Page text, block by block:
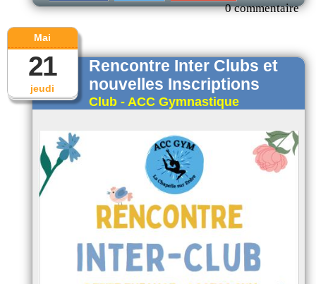
0 commentaire
jeudi
Mai
21
Rencontre Inter Clubs et
nouvelles Inscriptions
Club - ACC Gymnastique